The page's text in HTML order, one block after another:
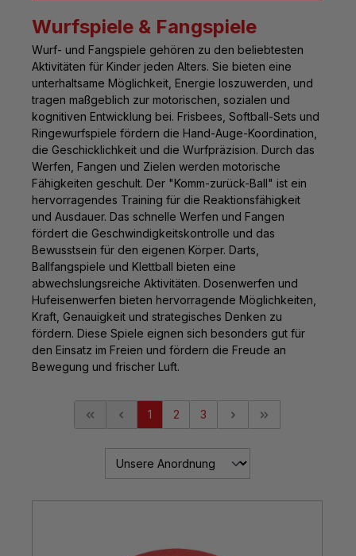
Wurfspiele & Fangspiele
Wurf- und Fangspiele gehören zu den beliebtesten
Aktivitäten für Kinder jeden Alters. Sie bieten eine
unterhaltsame Möglichkeit, Energie loszuwerden, und
tragen maßgeblich zur motorischen, sozialen und
kognitiven Entwicklung bei. Frisbees, Softball-Sets und
Ringewurfspiele fördern die Hand-Auge-Koordination,
die Geschicklichkeit und die Wurfpräzision. Durch das
Werfen, Fangen und Zielen werden motorische
Fähigkeiten geschult. Der "Komm-zurück-Ball" ist ein
hervorragendes Training für die Reaktionsfähigkeit
und Ausdauer. Das schnelle Werfen und Fangen
fördert die Geschwindigkeitskontrolle und das
Bewusstsein für den eigenen Körper. Darts,
Ballfangspiele und Klettball bieten eine
abwechslungsreiche Aktivitäten. Dosenwerfen und
Hufeisenwerfen bieten hervorragende Möglichkeiten,
Kraft, Genauigkeit und strategisches Denken zu
fördern. Diese Spiele eignen sich besonders gut für
den Einsatz im Freien und fördern die Freude an
Bewegung und frischer Luft.
1 2 3